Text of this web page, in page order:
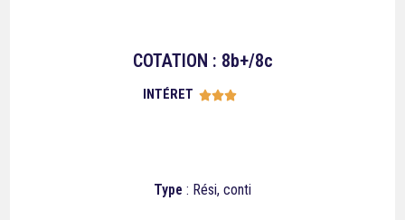
COTATION : 8b+/8c
INTÉRET 
Type : Rési, conti